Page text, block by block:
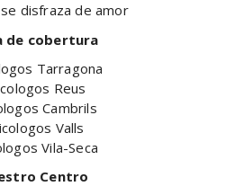
disfraza de amor
de cobertura
Tarragona
Reus
Cambrils
Valls
Vila-Seca
Centro